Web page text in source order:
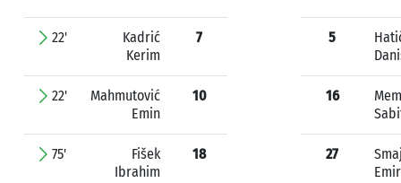
22'
Kadrić
Kerim
7
22'
Mahmutović
Emin
10
75'
Fišek
Ibrahim
18
5
16
27
Emir